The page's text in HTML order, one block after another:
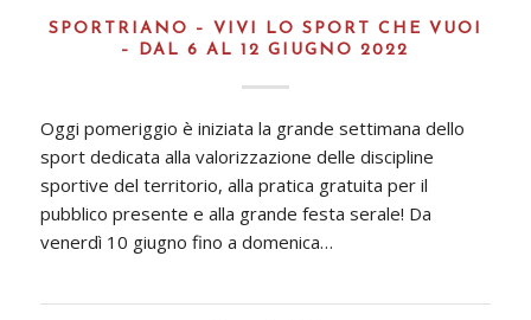
SPORTRIANO – VIVI LO SPORT CHE VUOI
– DAL 6 AL 12 GIUGNO 2022
Oggi pomeriggio è iniziata la grande settimana dello
sport dedicata alla valorizzazione delle discipline
sportive del territorio, alla pratica gratuita per il
pubblico presente e alla grande festa serale! Da
venerdì 10 giugno fino a domenica…